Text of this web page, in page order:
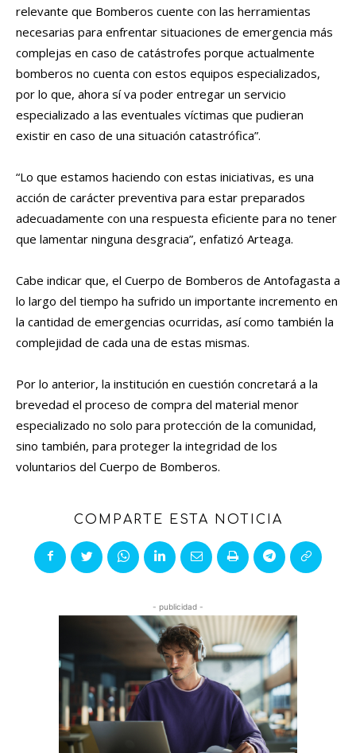
relevante que Bomberos cuente con las herramientas
necesarias para enfrentar situaciones de emergencia más
complejas en caso de catástrofes porque actualmente
bomberos no cuenta con estos equipos especializados,
por lo que, ahora sí va poder entregar un servicio
especializado a las eventuales víctimas que pudieran
existir en caso de una situación catastrófica”.
“Lo que estamos haciendo con estas iniciativas, es una
acción de carácter preventiva para estar preparados
adecuadamente con una respuesta eficiente para no tener
que lamentar ninguna desgracia”, enfatizó Arteaga.
Cabe indicar que, el Cuerpo de Bomberos de Antofagasta a
lo largo del tiempo ha sufrido un importante incremento en
la cantidad de emergencias ocurridas, así como también la
complejidad de cada una de estas mismas.
Por lo anterior, la institución en cuestión concretará a la
brevedad el proceso de compra del material menor
especializado no solo para protección de la comunidad,
sino también, para proteger la integridad de los
voluntarios del Cuerpo de Bomberos.
COMPARTE ESTA NOTICIA
- publicidad -